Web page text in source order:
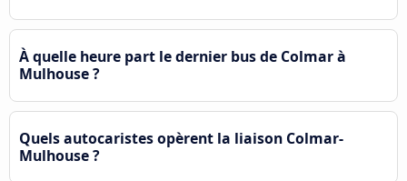
À quelle heure part le dernier bus de Colmar à
Mulhouse ?
Quels autocaristes opèrent la liaison Colmar-
Mulhouse ?